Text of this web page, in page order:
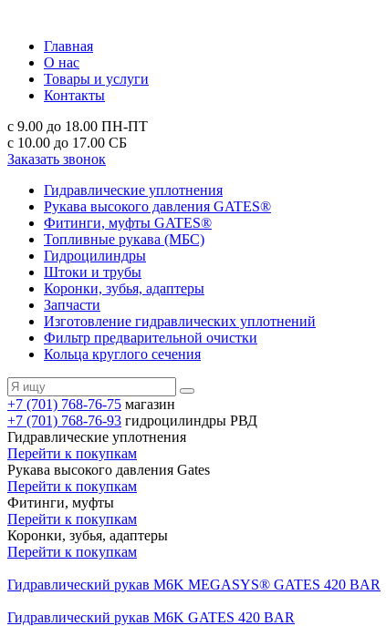
Главная
О нас
Товары и услуги
Контакты
с 9.00 до 18.00 ПН-ПТ
с 10.00 до 17.00 СБ
Заказать звонок
Гидравлические уплотнения
Рукава высокого давления GATES®
Фитинги, муфты GATES®
Топливные рукава (МБС)
Гидроцилиндры
Штоки и трубы
Коронки, зубья, адаптеры
Запчасти
Изготовление гидравлических уплотнений
Фильтр предварительной очистки
Кольца круглого сечения
+7 (701) 768-76-75 магазин
+7 (701) 768-76-93 гидроцилиндры РВД
Гидравлические уплотнения
Перейти к покупкам
Рукава высокого давления Gates
Перейти к покупкам
Фитинги, муфты
Перейти к покупкам
Коронки, зубья, адаптеры
Перейти к покупкам
Гидравлический рукав M6K MEGASYS® GATES 420 BAR
Гидравлический рукав M6K GATES 420 BAR